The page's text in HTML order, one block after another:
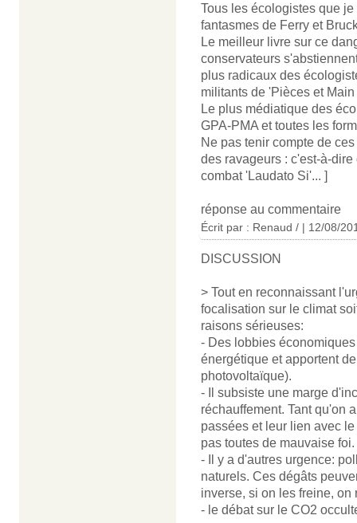
Tous les écologistes que
fantasmes de Ferry et
Le meilleur livre sur ce
conservateurs
plus radicaux des
militants de 'Pièces et
Le plus médiatique des
GPA-PMA et toutes les
Ne pas tenir compte de
des ravageurs : c'est-à-
combat 'Laudato Si'... ]
réponse au commentaire
Écrit par : Renaud / | 12/08/
DISCUSSION
> Tout en reconnaissant
focalisation sur le climat
raisons sérieuses:
- Des lobbies
énergétique et apportent
photovoltaïque).
- Il subsiste une marge
réchauffement. Tant qu'on
passées et leur lien avec
pas toutes de mauvaise foi.
- Il y a d'autres urgence:
naturels. Ces dégâts
inverse, si on les freine,
- le débat sur le CO2